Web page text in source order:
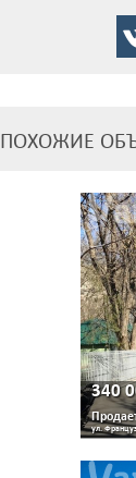
ПОХОЖИЕ
340
ул.